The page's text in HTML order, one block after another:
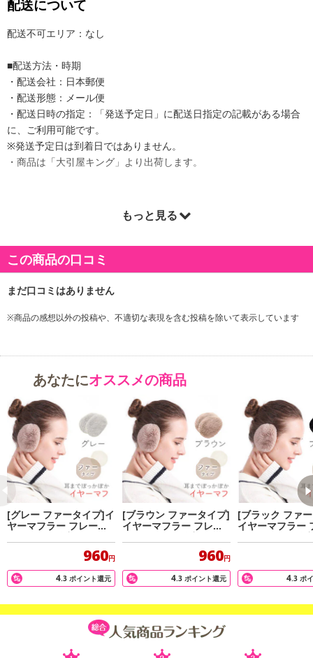
配送について
配送不可エリア：なし
■配送方法・時期
・配送会社：日本郵便
・配送形態：メール便
・配送日時の指定：「発送予定日」に配送日指定の記載がある場合
に、ご利用可能です。
※発送予定日は到着日ではありません。
・商品は「大引屋キング」より出荷します。
もっと見る
この商品の口コミ
※商品の感想以外の投稿や、不適切な表現を含む投稿を除いて表示しています
あなたにオススメの商品
[グレー ファータイプ]イ
ヤーマフラー フレーム
レスで楽々脱着！
960円
4.3 ポイント還元
[ブラウン ファータイプ]
イヤーマフラー フレー
ムレスで楽々脱着！
960円
4.3 ポイント還元
[ブラック ファ
イヤーマフラー
ムレスで楽々脱
4.3 ポ